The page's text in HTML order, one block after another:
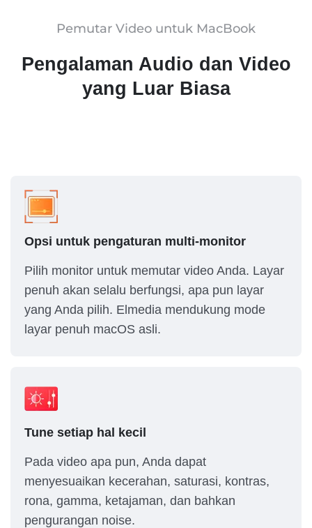
Pemutar Video untuk MacBook
Pengalaman Audio dan Video
yang Luar Biasa
Opsi untuk pengaturan multi-monitor
Pilih monitor untuk memutar video Anda. Layar
penuh akan selalu berfungsi, apa pun layar
yang Anda pilih. Elmedia mendukung mode
layar penuh macOS asli.
Tune setiap hal kecil
Pada video apa pun, Anda dapat
menyesuaikan kecerahan, saturasi, kontras,
rona, gamma, ketajaman, dan bahkan
pengurangan noise.